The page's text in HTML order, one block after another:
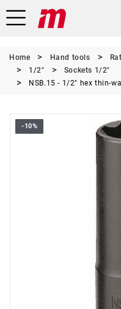
Home Hand tools
1/2"
Sockets 1/2"
NSB.15 - 1/2" hex thin-
-10%